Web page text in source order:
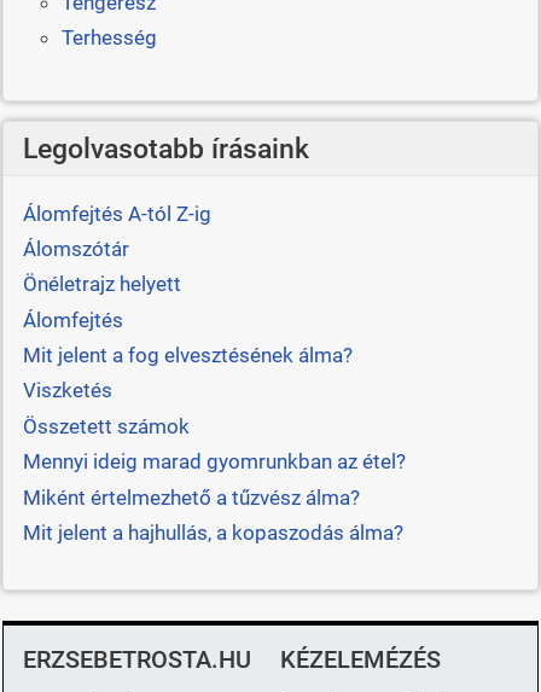
Terhesség
Legolvasotabb írásaink
Álomfejtés A-tól Z-ig
Álomszótár
Önéletrajz helyett
Álomfejtés
Mit jelent a fog elvesztésének álma?
Viszketés
Összetett számok
Mennyi ideig marad gyomrunkban az étel?
Miként értelmezhető a tűzvész álma?
Mit jelent a hajhullás, a kopaszodás álma?
ERZSEBETROSTA.HU KÉZELEMÉZÉS